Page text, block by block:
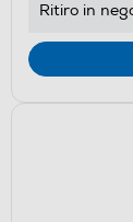
Ritiro in